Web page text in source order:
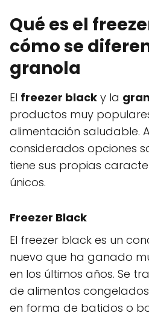
Qué es el
cómo se
granola
El freezer black y la
productos muy
alimentación saludable.
considerados opciones
tiene sus propias
únicos.
Freezer Black
El freezer black es un
nuevo que ha ganado
en los últimos años. Se
de alimentos
en forma de batidos o